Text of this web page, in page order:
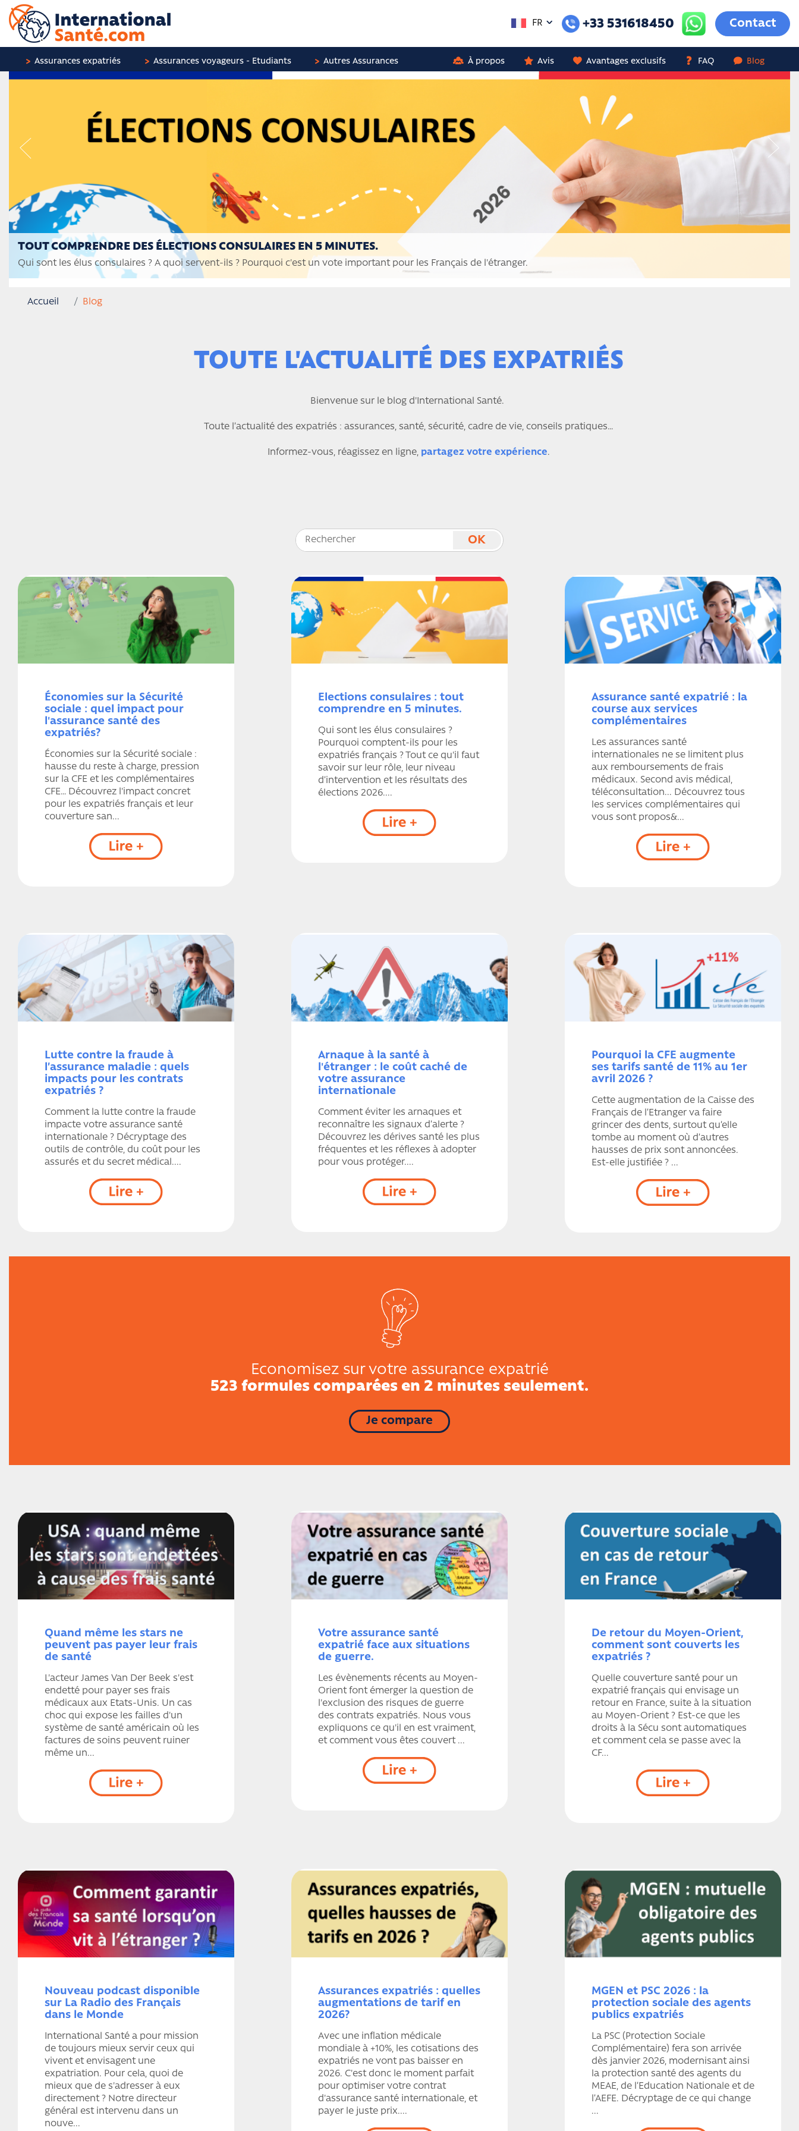
FR +33 531618450 Contact
Assurances expatriés Assurances voyageurs - Etudiants Autres Assurances À propos Avis Avantages exclusifs FAQ Blog
TOUT COMPRENDRE DES ÉLECTIONS CONSULAIRES EN 5 MINUTES.
Qui sont les élus consulaires ? A quoi servent-ils ? Pourquoi c'est un vote important pour les Français de l'étranger.
Accueil Blog
TOUTE L'ACTUALITÉ DES EXPATRIÉS
Bienvenue sur le blog d'International Santé.
Toute l’actualité des expatriés : assurances, santé, sécurité, cadre de vie, conseils pratiques…
Informez-vous, réagissez en ligne, partagez votre expérience.
Économies sur la Sécurité
sociale : quel impact pour
l'assurance santé des
expatriés?
Économies sur la Sécurité sociale :
hausse du reste à charge, pression
sur la CFE et les complémentaires
CFE… Découvrez l'impact concret
pour les expatriés français et leur
couverture san...
Elections consulaires : tout
comprendre en 5 minutes.
Qui sont les élus consulaires ?
Pourquoi comptent-ils pour les
expatriés français ? Tout ce qu'il faut
savoir sur leur rôle, leur niveau
d’intervention et les résultats des
élections 2026....
Assurance santé expatrié : la
course aux services
complémentaires
Les assurances santé
internationales ne se limitent plus
aux remboursements de frais
médicaux. Second avis médical,
téléconsultation... Découvrez tous
les services complémentaires qui
vous sont propos&...
Lutte contre la fraude à
l’assurance maladie : quels
impacts pour les contrats
expatriés ?
Comment la lutte contre la fraude
impacte votre assurance santé
internationale ? Décryptage des
outils de contrôle, du coût pour les
assurés et du secret médical....
Arnaque à la santé à
l'étranger : le coût caché de
votre assurance
internationale
Comment éviter les arnaques et
reconnaître les signaux d’alerte ?
Découvrez les dérives santé les plus
fréquentes et les réflexes à adopter
pour vous protéger....
Pourquoi la CFE augmente
ses tarifs santé de 11% au 1er
avril 2026 ?
Cette augmentation de la Caisse des
Français de l’Etranger va faire
grincer des dents, surtout qu’elle
tombe au moment où d’autres
hausses de prix sont annoncées.
Est-elle justifiée ? ...
Economisez sur votre assurance expatrié
523 formules comparées en 2 minutes seulement.
Je compare
Quand même les stars ne
peuvent pas payer leur frais
de santé
L'acteur James Van Der Beek s'est
endetté pour payer ses frais
médicaux aux Etats-Unis. Un cas
choc qui expose les failles d'un
système de santé américain où les
factures de soins peuvent ruiner
même un...
Votre assurance santé
expatrié face aux situations
de guerre.
Les évènements récents au Moyen-
Orient font émerger la question de
l'exclusion des risques de guerre
des contrats expatriés. Nous vous
expliquons ce qu'il en est vraiment,
et comment vous êtes couvert ...
De retour du Moyen-Orient,
comment sont couverts les
expatriés ?
Quelle couverture santé pour un
expatrié français qui envisage un
retour en France, suite à la situation
au Moyen-Orient ? Est-ce que les
droits à la Sécu sont automatiques
et comment cela se passe avec la
CF...
Nouveau podcast disponible
sur La Radio des Français
dans le Monde
International Santé a pour mission
de toujours mieux servir ceux qui
vivent et envisagent une
expatriation. Pour cela, quoi de
mieux que de s'adresser à eux
directement ? Notre directeur
général est intervenu dans un
nouve...
Assurances expatriés : quelles
augmentations de tarif en
2026?
Avec une inflation médicale
mondiale à +10%, les cotisations des
expatriés ne vont pas baisser en
2026. C'est donc le moment parfait
pour optimiser votre contrat
d'assurance santé internationale, et
payer le juste prix....
MGEN et PSC 2026 : la
protection sociale des agents
publics expatriés
La PSC (Protection Sociale
Complémentaire) fera son arrivée
dès janvier 2026, modernisant ainsi
la protection santé des agents du
MEAE, de l’Education Nationale et de
l’AEFE. Décryptage de ce qui change
...